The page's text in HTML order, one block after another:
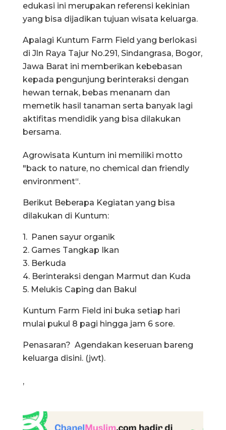
edukasi ini merupakan referensi kekinian
yang bisa dijadikan tujuan wisata keluarga.
Apalagi Kuntum Farm Field yang berlokasi
di Jln Raya Tajur No.291, Sindangrasa, Bogor,
Jawa Barat ini memberikan kebebasan
kepada pengunjung berinteraksi dengan
hewan ternak, bebas menanam dan
memetik hasil tanaman serta banyak lagi
aktifitas mendidik yang bisa dilakukan
bersama.
Agrowisata Kuntum ini memiliki motto
"back to nature, no chemical dan friendly
environment“.
Berikut Beberapa Kegiatan yang bisa
dilakukan di Kuntum:
1. Panen sayur organik
2. Games Tangkap Ikan
3. Berkuda
4. Berinteraksi dengan Marmut dan Kuda
5. Melukis Caping dan Bakul
Kuntum Farm Field ini buka setiap hari
mulai pukul 8 pagi hingga jam 6 sore.
Penasaran? Agendakan keseruan bareng
keluarga disini. (jwt).
,